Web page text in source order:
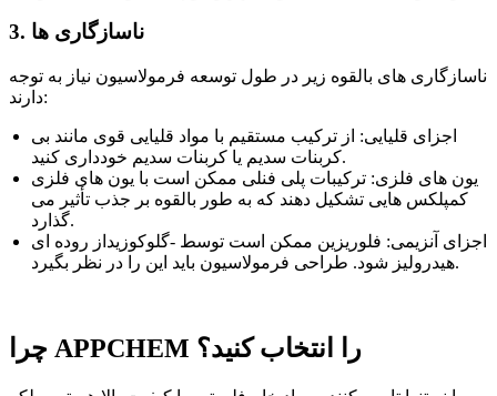
3. ناسازگاری ها
ناسازگاری های بالقوه زیر در طول توسعه فرمولاسیون نیاز به توجه
دارند:
اجزای قلیایی: از ترکیب مستقیم با مواد قلیایی قوی مانند بی
کربنات سدیم یا کربنات سدیم خودداری کنید.
یون های فلزی: ترکیبات پلی فنلی ممکن است با یون های فلزی
کمپلکس هایی تشکیل دهند که به طور بالقوه بر جذب تأثیر می
گذارد.
اجزای آنزیمی: فلوریزین ممکن است توسط -گلوکوزیداز روده ای
هیدرولیز شود. طراحی فرمولاسیون باید این را در نظر بگیرد.
چرا APPCHEM را انتخاب کنید؟